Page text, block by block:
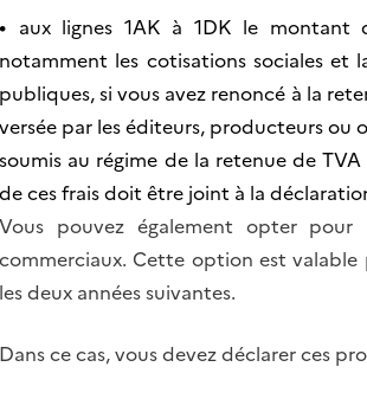
• aux lignes 1AK à 1DK le montant
notamment les cotisations sociales et
publiques, si vous avez renoncé à la
versée par les éditeurs, producteurs ou
soumis au régime de la retenue de
de ces frais doit être joint à la
Vous pouvez également opter
commerciaux. Cette option est
les deux années suivantes.
Dans ce cas, vous devez déclarer ces